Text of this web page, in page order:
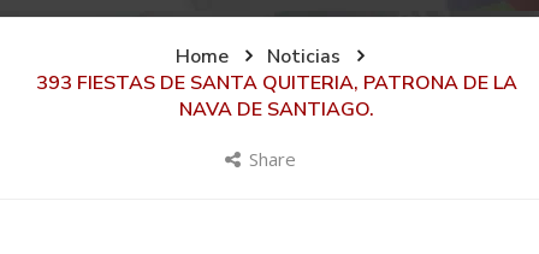
Home
Noticias
393 FIESTAS DE SANTA QUITERIA, PATRONA DE LA
NAVA DE SANTIAGO.
Share